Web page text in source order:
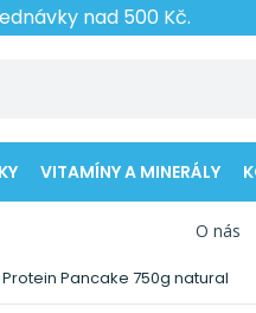
nad 500 Kč.
VITAMÍNY A MINERÁLY
O nás
Protein Pancake 750g natural